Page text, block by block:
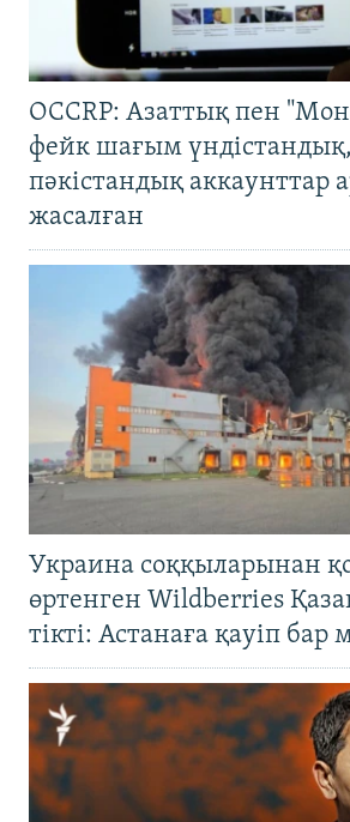
OCCRP: Азаттық пен
фейк шағым үндістандық,
пәкістандық аккаунттар
жасалған
Украина соққыларынан
өртенген Wildberries
тікті: Астанаға қауіп бар